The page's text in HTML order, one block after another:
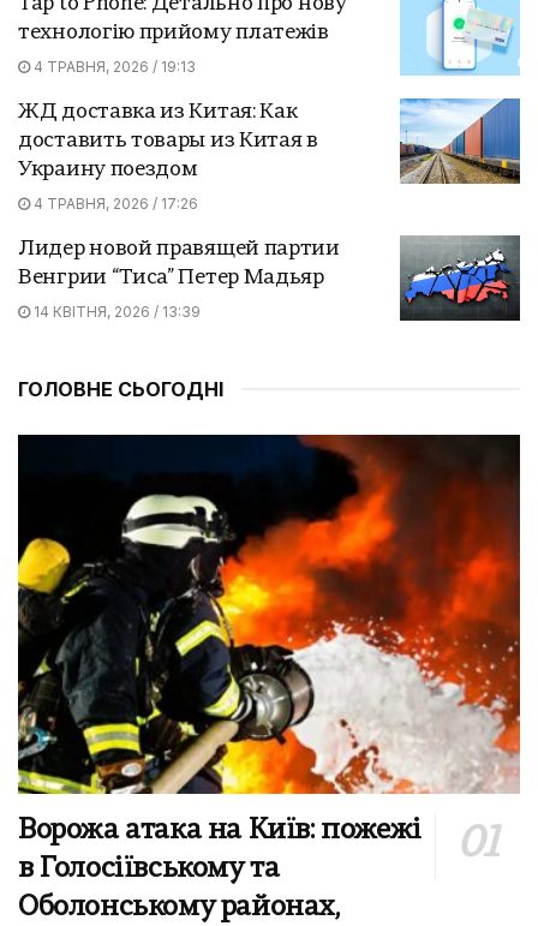
технологію прийому платежів
4 ТРАВНЯ, 2026 / 19:13
ЖД доставка из Китая: Как
доставить товары из Китая в
Украину поездом
4 ТРАВНЯ, 2026 / 17:26
Лидер новой правящей партии
Венгрии “Тиса” Петер Мадьяр
14 КВІТНЯ, 2026 / 13:39
ГОЛОВНЕ СЬОГОДНІ
Ворожа атака на Київ: пожежі
в Голосіївському та
Оболонському районах,